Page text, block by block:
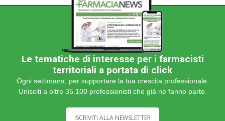
Le tematiche di interesse per i farmacisti
territoriali a portata di click
Ogni settimana, per supportare la tua crescita professionale.
Unisciti a oltre 35.100 professionisti che già ne fanno parte.
ISCRIVITI ALLA NEWSLETTER